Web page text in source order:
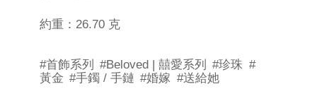
約重：26.70 克
#首飾系列 #Beloved | 囍愛系列 #珍珠 #
黃金 #手鐲 / 手鏈 #婚嫁 #送給她